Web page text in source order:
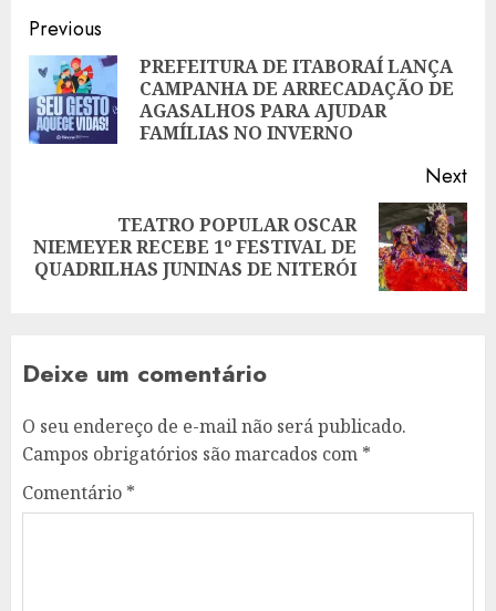
Post
navigation
Previous
PREFEITURA DE ITABORAÍ LANÇA
CAMPANHA DE ARRECADAÇÃO DE
AGASALHOS PARA AJUDAR
FAMÍLIAS NO INVERNO
Next
Next
post:
TEATRO POPULAR OSCAR
NIEMEYER RECEBE 1º FESTIVAL DE
QUADRILHAS JUNINAS DE NITERÓI
Deixe um comentário
O seu endereço de e-mail não será publicado.
Campos obrigatórios são marcados com *
Comentário *